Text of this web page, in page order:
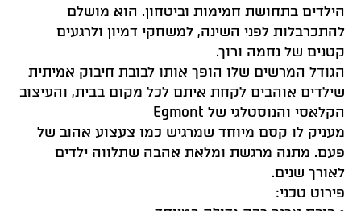
הילדים בתחושת חמימות וביטחון. הוא מושלם
להתכרבלות לפני השינה, למשחקי דמיון ולרגעים
קטנים של נחמה ורוך.
הגודל המרשים שלו הופך אותו לבובת חיבוק אמיתית
שילדים אוהבים לקחת איתם לכל מקום בבית, והעיצוב
הקלאסי והנוסטלגי של Egmont
מעניק לו קסם מיוחד שמרגיש כמו צעצוע אהוב של
פעם. מתנה מרגשת ומלאת אהבה שתלווה ילדים
לאורך שנים.
פירוט טכני: